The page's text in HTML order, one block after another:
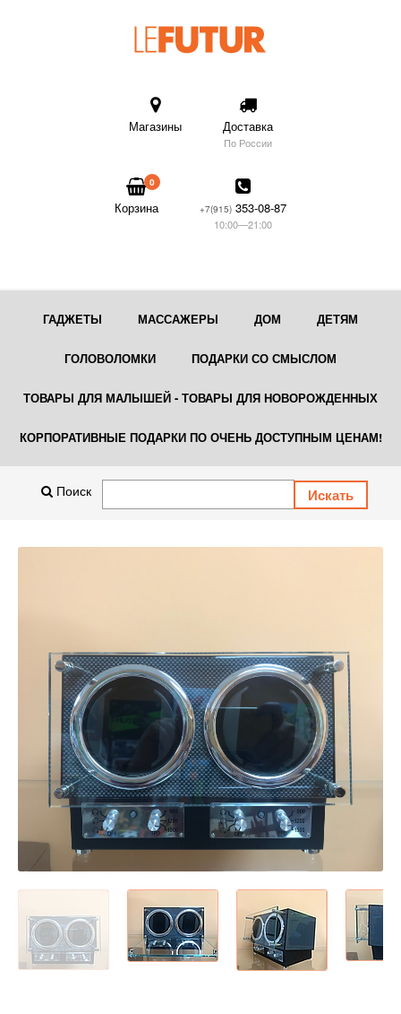
Магазины Доставка
По России
0
Корзина +7(915) 353-08-87
10:00—21:00
ГАДЖЕТЫ МАССАЖЕРЫ ДОМ ДЕТЯМ
ГОЛОВОЛОМКИ ПОДАРКИ СО СМЫСЛОМ
ТОВАРЫ ДЛЯ МАЛЫШЕЙ - ТОВАРЫ ДЛЯ НОВОРОЖДЕННЫХ
КОРПОРАТИВНЫЕ ПОДАРКИ ПО ОЧЕНЬ ДОСТУПНЫМ ЦЕНАМ!
Поиск